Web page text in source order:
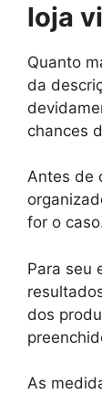
loja
Quanto
da
chances
Antes de
for o
Para seu
dos
As